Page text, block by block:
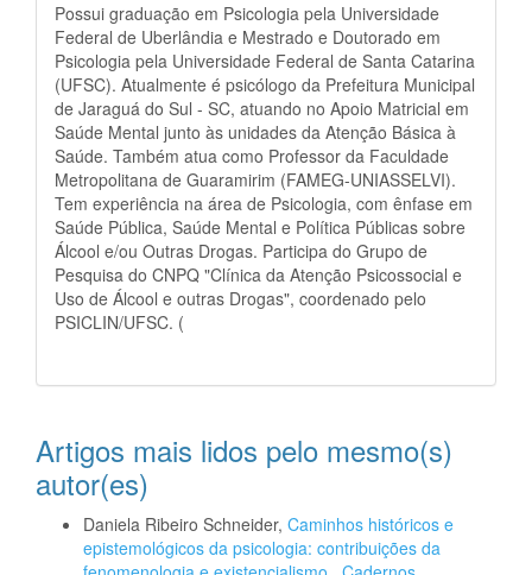
Possui graduação em Psicologia pela Universidade
Federal de Uberlândia e Mestrado e Doutorado em
Psicologia pela Universidade Federal de Santa Catarina
(UFSC). Atualmente é psicólogo da Prefeitura Municipal
de Jaraguá do Sul - SC, atuando no Apoio Matricial em
Saúde Mental junto às unidades da Atenção Básica à
Saúde. Também atua como Professor da Faculdade
Metropolitana de Guaramirim (FAMEG-UNIASSELVI).
Tem experiência na área de Psicologia, com ênfase em
Saúde Pública, Saúde Mental e Política Públicas sobre
Álcool e/ou Outras Drogas. Participa do Grupo de
Pesquisa do CNPQ "Clínica da Atenção Psicossocial e
Uso de Álcool e outras Drogas", coordenado pelo
PSICLIN/UFSC. (
Artigos mais lidos pelo mesmo(s)
autor(es)
Daniela Ribeiro Schneider, Caminhos históricos e
epistemológicos da psicologia: contribuições da